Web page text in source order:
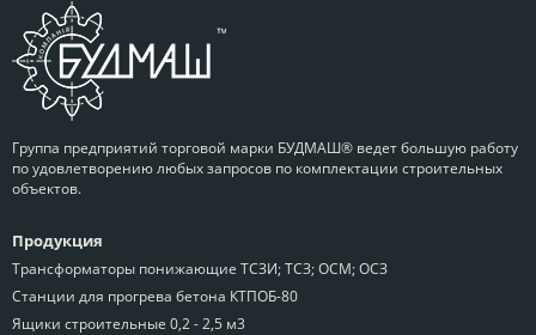
Группа предприятий торговой марки БУДМАШ® ведет большую работу
по удовлетворению любых запросов по комплектации строительных
объектов.
Продукция
Трансформаторы понижающие ТСЗИ; ТСЗ; ОСМ; ОСЗ
Станции для прогрева бетона КТПОБ-80
Ящики строительные 0,2 - 2,5 м3